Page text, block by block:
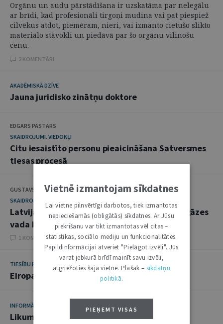
Orgānu un audu pārstādīšana ir uzskatāma par nelegālu
ar brīdi, kad profesionāli tirgoņi mudina vai pat piespiež
cilvēkus atdot, piemēram, nieri, vai izmanto cietušo slikto
materiālo stāvokli un piedāvā par šo orgānu vilinošu
cenu.
2 KOMENTĀRI
AKADĒMISKĀ DZĪVE
Jauna juridisko zinātņu doktore
EDGARS PASTARS
SKAIDROJUMI. VIEDOKĻI
Citu iesaistīto personu pieaicināšana Satversmes
tiesas procesā
GUSTAVS GAILIS
SKAIDROJUMI. VIEDOKĻI
Latvijas interešu aizsardzība Ziemeļeiropas gāzes
vada būvniecībā
1 KOMENTĀRI
TIESĪBU PRAKSE
Eiropas Kopienu tiesa: svarīgākie nolēmumi
INFORMĀCIJA
Likumu teksti jaunākajā redakcijā
Vietnē izmantojam sīkdatnes
Lai vietne pilnvērtīgi darbotos, tiek izmantotas
nepieciešamās (obligātās) sīkdatnes. Ar Jūsu
piekrišanu var tikt izmantotas vēl citas –
statistikas, sociālo mediju un funkcionalitātes.
Papildinformācijai atveriet "Pielāgot izvēli". Jūs
varat jebkurā brīdī mainīt savu izvēli,
atgriežoties šajā vietnē. Plašāk – sīkdatņu
politikā.
PIEŅEMT VISAS